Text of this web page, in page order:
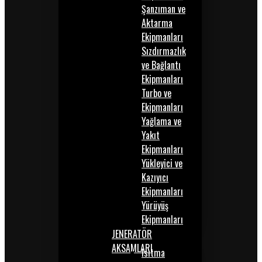
Şanzıman ve
Aktarma
Ekipmanları
Sızdırmazlık
ve Bağlantı
Ekipmanları
Turbo ve
Ekipmanları
Yağlama ve
Yakıt
Ekipmanları
Yükleyici ve
Kazıyıcı
Ekipmanları
Yürüyüş
Ekipmanları
JENERATÖR
AKSAMLARIIsıtma